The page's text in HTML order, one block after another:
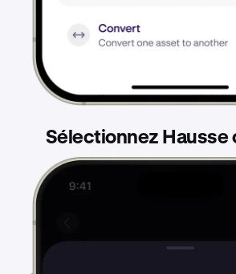
Sélectionnez Hausse